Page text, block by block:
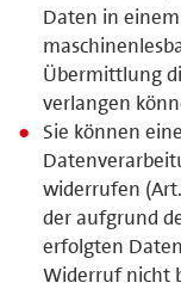
Daten in
Übermittlung
verlangen
Sie können
widerrufen
der aufgrund
erfolgten
Widerruf nicht